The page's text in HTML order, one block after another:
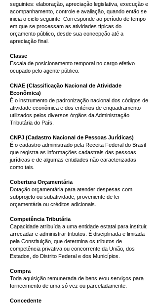
seguintes: elaboração, apreciação legislativa, execução e
acompanhamento, controle e avaliação, quando então se
inicia o ciclo seguinte. Corresponde ao período de tempo
em que se processam as atividades típicas do
orçamento público, desde sua concepção até a
apreciação final.
Classe
Escala de posicionamento temporal no cargo efetivo
ocupado pelo agente público.
CNAE (Classificação Nacional de Atividade
Econômica)
É o instrumento de padronização nacional dos códigos de
atividade econômica e dos critérios de enquadramento
utilizados pelos diversos órgãos da Administração
Tributária do País.
CNPJ (Cadastro Nacional de Pessoas Jurídicas)
É o cadastro administrado pela Receita Federal do Brasil
que registra as informações cadastrais das pessoas
jurídicas e de algumas entidades não caracterizadas
como tais.
Cobertura Orçamentária
Dotação orçamentária para atender despesas com
subprojeto ou subatividade, proveniente de lei
orçamentária ou créditos adicionais.
Competência Tributária
Capacidade atribuída a uma entidade estatal para instituir,
arrecadar e administrar tributos. É disciplinada e limitada
pela Constituição, que determina os tributos de
competência privativa ou concorrente da União, dos
Estados, do Distrito Federal e dos Municípios.
Compra
Toda aquisição remunerada de bens e/ou serviços para
fornecimento de uma só vez ou parceladamente.
Concedente